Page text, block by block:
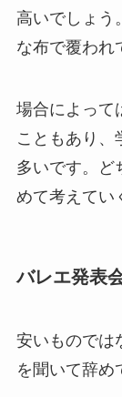
高いでしょう
な布で覆われ
場合によって
こともあり、
多いです。ど
めて考えてい
バレエ発表
安いものでは
を聞いて辞め